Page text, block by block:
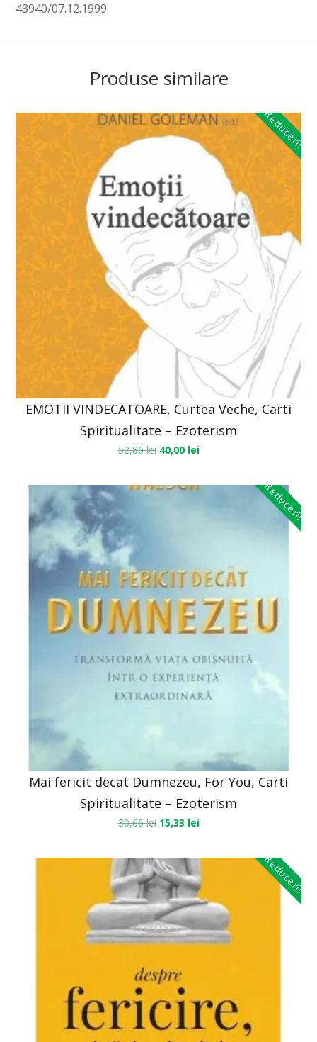
43940/07.12.1999
Produse similare
Reduceri!
EMOTII VINDECATOARE, Curtea Veche, Carti
Spiritualitate – Ezoterism
52,86lei 40,00 lei
Reduceri!
Mai fericit decat Dumnezeu, For You, Carti
Spiritualitate – Ezoterism
30,66lei 15,33 lei
Reduceri!